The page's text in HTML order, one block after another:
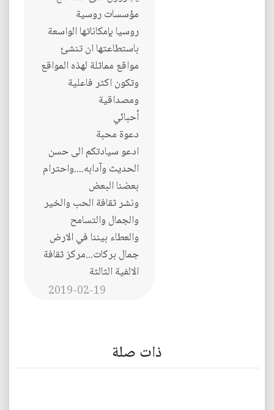
مؤسسات روسية
روسيا بإمكاناتها الواسعة
باستطاعتها ان تنشئ
مواقع مماثلة لهذه المواقع
وتكون اكثر فاعلية
ومصداقية
أحبائي
دعوة محبة
ادعو سيادتكم الى حسن
الحديث وآدابه....واحترام
بعضنا البعض
ونشر ثقافة الحب والخير
والجمال والتسامح
والعطاء بيننا في الارض
جمال بركات...مركز ثقافة
الالفية الثالثة
2019-02-19
ذات صلة